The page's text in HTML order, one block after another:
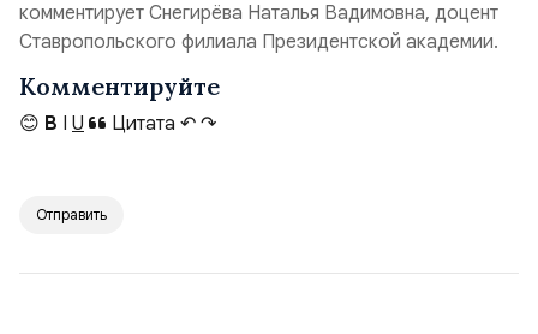
комментирует Снегирёва Наталья Вадимовна, доцент
Ставропольского филиала Президентской академии.
Комментируйте
😊 B I U Цитата ↶ ↷
Отправить